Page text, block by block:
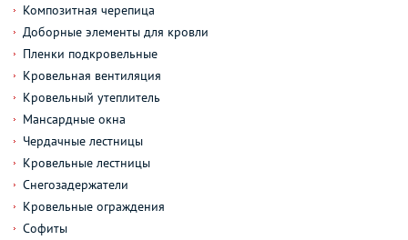
Композитная черепица
Доборные элементы для кровли
Пленки подкровельные
Кровельная вентиляция
Кровельный утеплитель
Мансардные окна
Чердачные лестницы
Кровельные лестницы
Снегозадержатели
Кровельные ограждения
Софиты